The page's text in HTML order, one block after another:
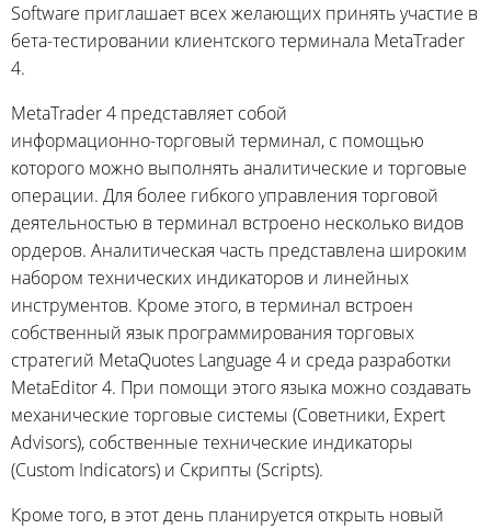
Software приглашает всех желающих принять участие в
бета-тестировании клиентского терминала MetaTrader
4.
MetaTrader 4 представляет собой
информационно-торговый терминал, с помощью
которого можно выполнять аналитические и торговые
операции. Для более гибкого управления торговой
деятельностью в терминал встроено несколько видов
ордеров. Аналитическая часть представлена широким
набором технических индикаторов и линейных
инструментов. Кроме этого, в терминал встроен
собственный язык программирования торговых
стратегий MetaQuotes Language 4 и среда разработки
MetaEditor 4. При помощи этого языка можно создавать
механические торговые системы (Советники, Expert
Advisors), собственные технические индикаторы
(Custom Indicators) и Скрипты (Scripts).
Кроме того, в этот день планируется открыть новый